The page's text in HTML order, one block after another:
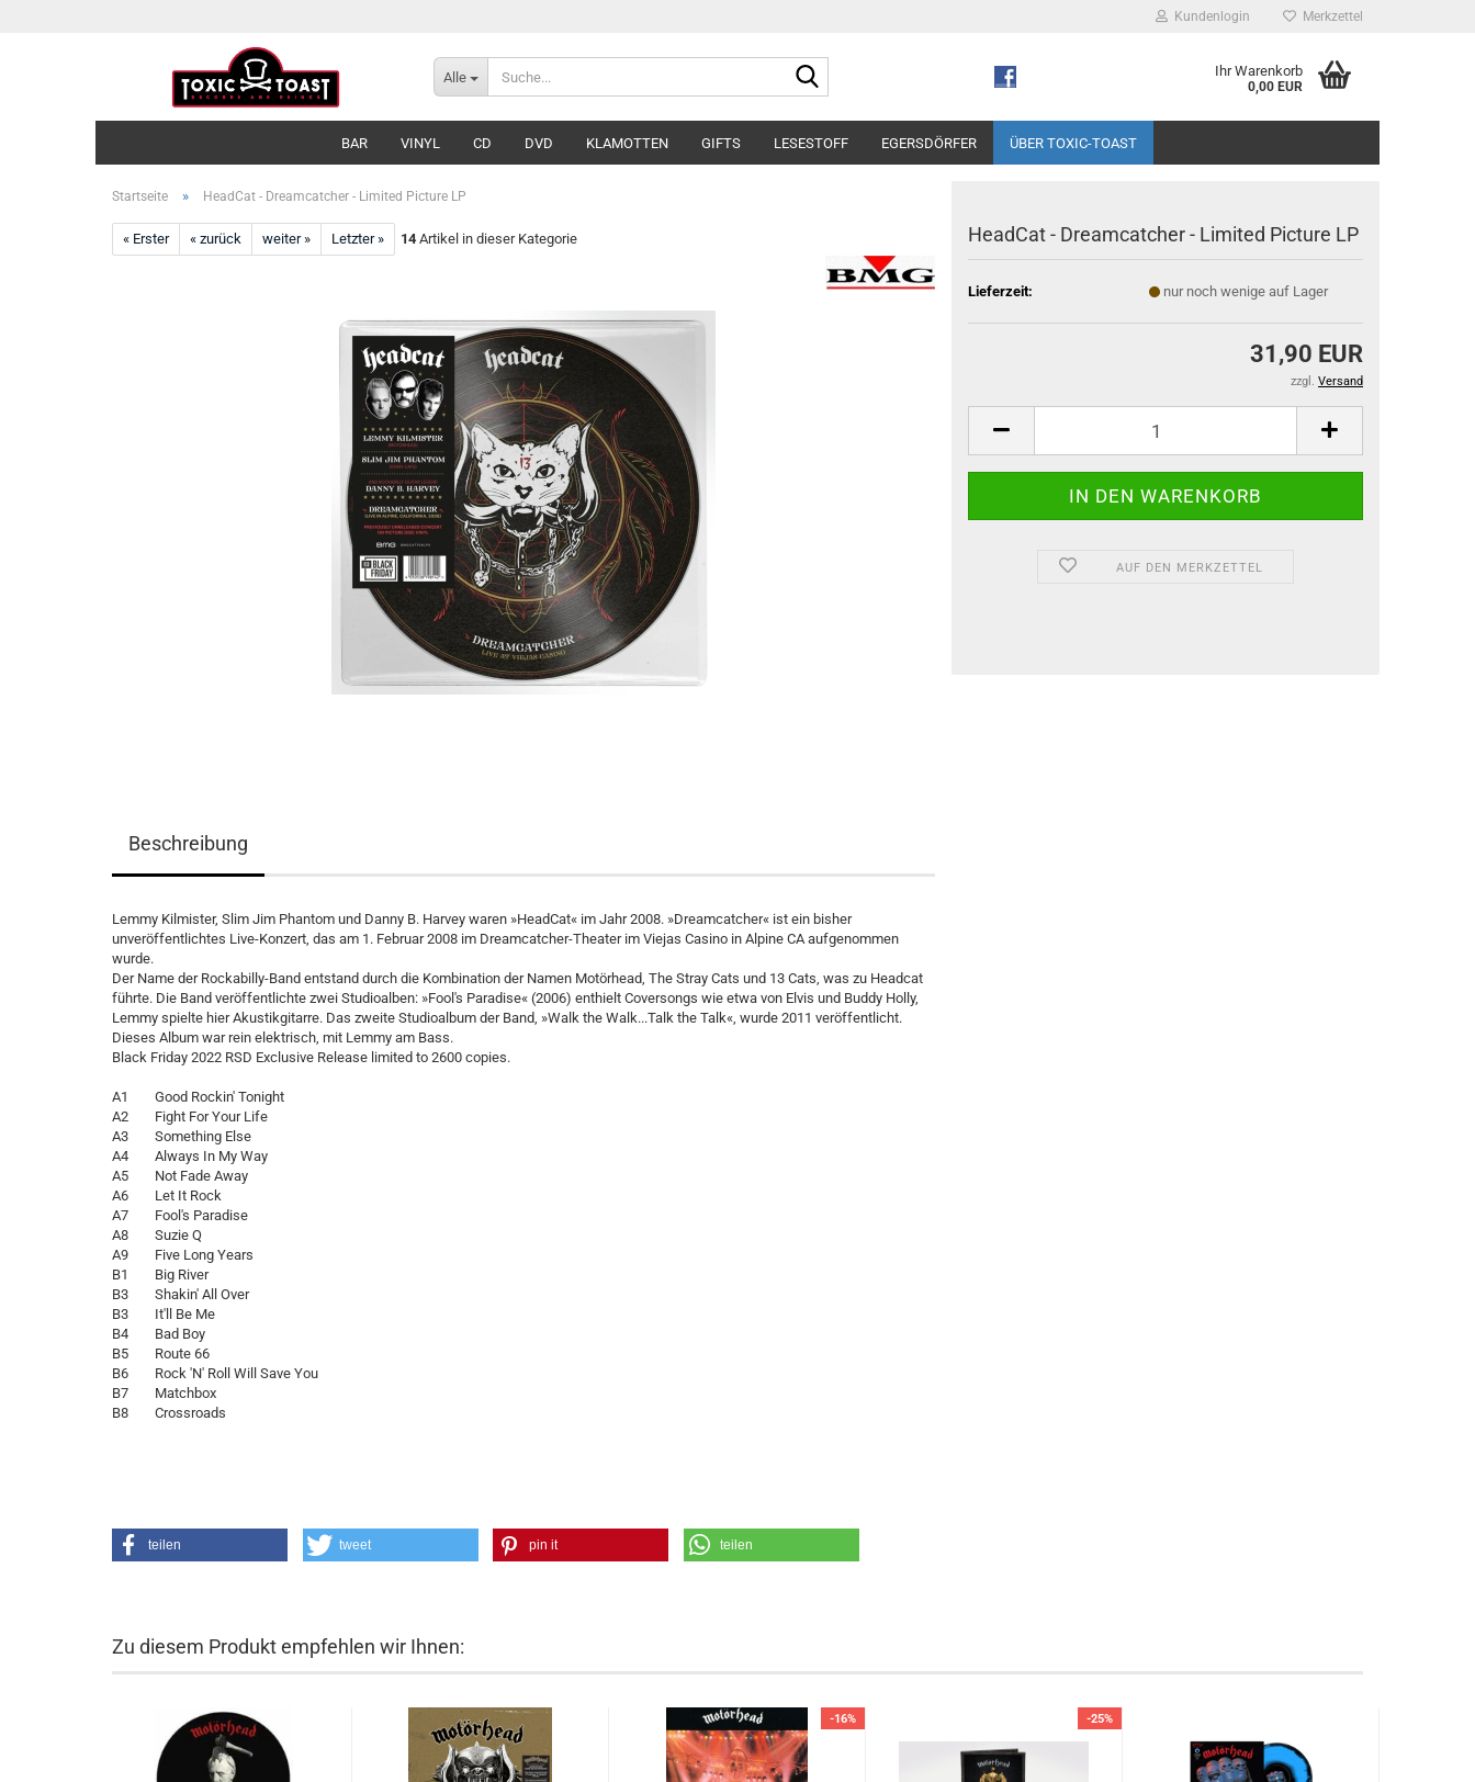
Kundenlogin Merkzettel
Alle Ihr Warenkorb
0,00 EUR
BAR VINYL CD DVD KLAMOTTEN GIFTS LESESTOFF EGERSDÖRFER ÜBER TOXIC-TOAST
Startseite » HeadCat - Dreamcatcher - Limited Picture LP
« Erster « zurück weiter » Letzter » 14 Artikel in dieser Kategorie HeadCat - Dreamcatcher - Limited Picture LP
Lieferzeit: nur noch wenige auf Lager
31,90 EUR
zzgl. Versand
AUF DEN MERKZETTEL
Beschreibung
Lemmy Kilmister, Slim Jim Phantom und Danny B. Harvey waren »HeadCat« im Jahr 2008. »Dreamcatcher« ist ein bisher
unveröffentlichtes Live-Konzert, das am 1. Februar 2008 im Dreamcatcher-Theater im Viejas Casino in Alpine CA aufgenommen
wurde.
Der Name der Rockabilly-Band entstand durch die Kombination der Namen Motörhead, The Stray Cats und 13 Cats, was zu Headcat
führte. Die Band veröffentlichte zwei Studioalben: »Fool's Paradise« (2006) enthielt Coversongs wie etwa von Elvis und Buddy Holly,
Lemmy spielte hier Akustikgitarre. Das zweite Studioalbum der Band, »Walk the Walk...Talk the Talk«, wurde 2011 veröffentlicht.
Dieses Album war rein elektrisch, mit Lemmy am Bass.
Black Friday 2022 RSD Exclusive Release limited to 2600 copies.
A1 Good Rockin' Tonight
A2 Fight For Your Life
A3 Something Else
A4 Always In My Way
A5 Not Fade Away
A6 Let It Rock
A7 Fool's Paradise
A8 Suzie Q
A9 Five Long Years
B1 Big River
B3 Shakin' All Over
B3 It'll Be Me
B4 Bad Boy
B5 Route 66
B6 Rock 'N' Roll Will Save You
B7 Matchbox
B8 Crossroads
teilen tweet pin it teilen
Zu diesem Produkt empfehlen wir Ihnen:
-16% -25%